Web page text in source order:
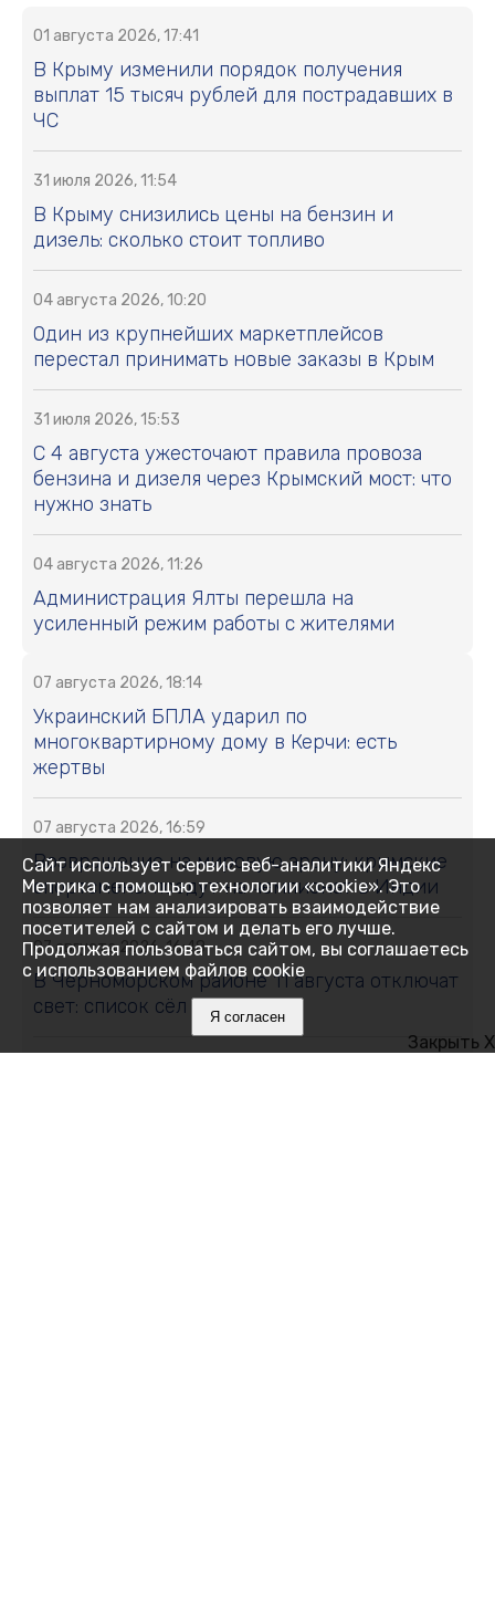
01 августа 2026, 17:41
В Крыму изменили порядок получения
выплат 15 тысяч рублей для пострадавших в
ЧС
31 июля 2026, 11:54
В Крыму снизились цены на бензин и
дизель: сколько стоит топливо
04 августа 2026, 10:20
Один из крупнейших маркетплейсов
перестал принимать новые заказы в Крым
31 июля 2026, 15:53
С 4 августа ужесточают правила провоза
бензина и дизеля через Крымский мост: что
нужно знать
04 августа 2026, 11:26
Администрация Ялты перешла на
усиленный режим работы с жителями
07 августа 2026, 18:14
Украинский БПЛА ударил по
многоквартирному дому в Керчи: есть
жертвы
07 августа 2026, 16:59
Возвращение на мировую арену: крымские
спортсмены поедут на чемпионат в Индии
07 августа 2026, 16:48
В Черноморском районе 11 августа отключат
свет: список сёл и улиц
Закрыть X
Сайт использует сервис веб-аналитики Яндекс
Метрика с помощью технологии «cookie». Это
позволяет нам анализировать взаимодействие
посетителей с сайтом и делать его лучше.
Продолжая пользоваться сайтом, вы соглашаетесь
с использованием файлов cookie
Я согласен